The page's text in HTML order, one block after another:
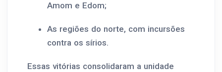
Amom e Edom;
As regiões do norte, com incursões
contra os sírios.
Essas vitórias consolidaram a unidade